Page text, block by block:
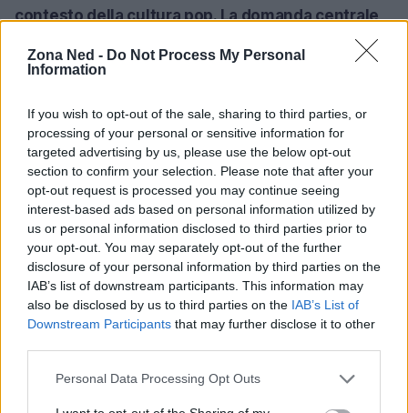
Zona Ned - Do Not Process My Personal
Information
If you wish to opt-out of the sale, sharing to third parties, or
processing of your personal or sensitive information for
targeted advertising by us, please use the below opt-out
section to confirm your selection. Please note that after your
opt-out request is processed you may continue seeing
interest-based ads based on personal information utilized by
us or personal information disclosed to third parties prior to
your opt-out. You may separately opt-out of the further
disclosure of your personal information by third parties on the
IAB’s list of downstream participants. This information may
also be disclosed by us to third parties on the IAB’s List of
Downstream Participants that may further disclose it to other
Please note that this website/app uses one or more Google
Personal Data Processing Opt Outs
contesto della cultura pop. La domanda centrale
è: fino a che punto ci possiamo spingere nella
nostra dipendenza dalla tecnologia? In un’epoca
riflettere sulle implicazioni etiche e sulle
conseguenze delle nostre invenzioni.<\/p>
“Off The Grid”presenta un’altra dimensione
dell’azione, con un protagonista che usa le sue
abilità scientifiche e fisiche per sfuggire a una
corporazione senza scrupoli. La fusione di
guerriglia e scienza crea un mix avvincente per gli
appassionati del genere. Qui, i personaggi non
sono solo eroi, ma anche simboli di resistenza
Josh Duhamel e del cast rendono questa storia